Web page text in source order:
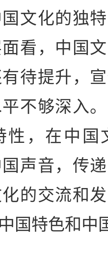
文化的独
看，中国
待提升，
不够深入
性，在中国
声音，传
的交流和
国特色和中